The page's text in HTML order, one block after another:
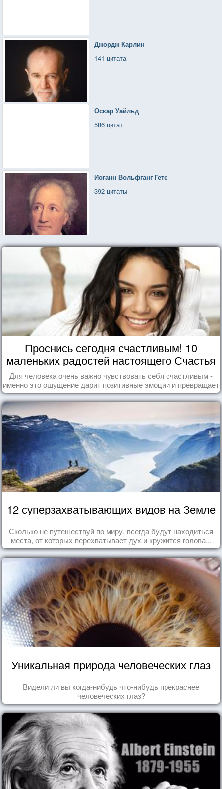
Джордж Карлин
141 цитата
Оскар Уайльд
586 цитат
Иоганн Вольфганг Гете
392 цитаты
Проснись сегодня счастливым! 10
маленьких радостей настоящего Счастья
Для человека очень важно чувствовать себя счастливым -
именно это ощущение дарит позитивные эмоции и превращает
каждый день в маленький праздник.
12 суперзахватывающих видов на Земле
Сколько не путешествуй по миру, всегда будут находиться
места, от которых перехватывает дух и кружится голова...
Уникальная природа человеческих глаз
Видели ли вы когда-нибудь что-нибудь прекраснее
человеческих глаз?